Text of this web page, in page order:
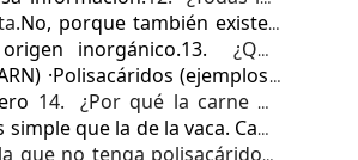
No, porque también existen
inorgánico.13.
¿Qué
·Polisacáridos (ejemplos :
14.
¿Por qué la carne de
que la de la vaca. Cada
que no tenga polisacáridos?